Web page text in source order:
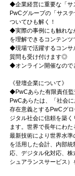
◆企業経営に重要な「サ
PwCグループの「サス
ついてひも解く！
◆実際の事例にも触れな
を理解できるコンテン
◆現場で活躍するコンサ
質問も受け付けます◎
◆オンライン開催なので
《登壇企業について》
◆PwCあらた有限責任
PwCあらたは、「社会
存在意義とするPwCグ
ジタル社会に信頼を築
ます。世界で長年にわ
最新技術により世界水
を活用した会計、内部
応、デジタル化対応、
シュアランスサービス）